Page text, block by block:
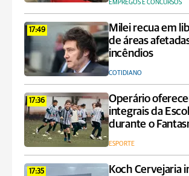
EMPREGOS E CONCURSOS
17:49
Milei recua em
de áreas
incêndios
COTIDIANO
17:36
Operário
integrais da
durante o
ESPORTE
17:35
Koch Cervejaria